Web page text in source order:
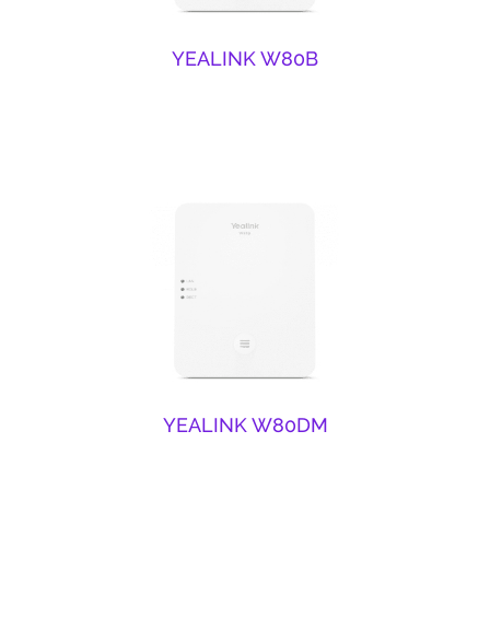
YEALINK W80B
YEALINK W80DM